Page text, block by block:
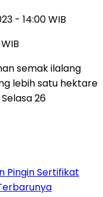
- 14:00 WIB
semak ilalang
lebih satu hektare
26
Pingin Sertifikat